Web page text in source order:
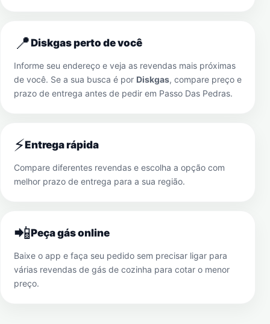
📍Diskgas perto de você
Informe seu endereço e veja as revendas mais próximas
de você. Se a sua busca é por Diskgas, compare preço e
prazo de entrega antes de pedir em Passo Das Pedras.
⚡Entrega rápida
Compare diferentes revendas e escolha a opção com
melhor prazo de entrega para a sua região.
📲Peça gás online
Baixe o app e faça seu pedido sem precisar ligar para
várias revendas de gás de cozinha para cotar o menor
preço.